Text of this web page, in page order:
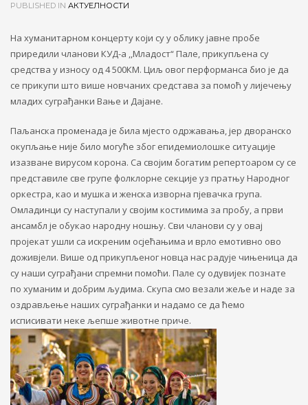
PUBLISHED IN АКТУЕЛНОСТИ
На хуманитарном концерту који су у облику јавне пробе
приредили чланови КУД-а ,,Младост“ Пале, прикупљена су
средства у износу од 4 500КМ. Циљ овог перформанса био је да
се прикупи што више новчаних средстава за помоћ у лијечењу
младих суграђанки Вање и Дајане.
Паљанска променада је била мјесто одржавања, јер дворанско
окупљање није било могуће због епидемиолошке ситуације
изазване вирусом корона. Са својим богатим репертоаром су се
представиле све групе фолклорне секције уз пратњу Народног
оркестра, као и мушка и женска изворна пјевачка група.
Омладинци су наступали у својим костимима за пробу, а први
ансамбл је обукао народну ношњу. Сви чланови су у овај
пројекат ушли са искреним осјећањима и врло емотивно ово
доживјели. Више од прикупљеног новца нас радује чињеница да
су наши суграђани спремни помоћи. Пале су одувијек познате
по хуманим и добрим људима. Скупа смо везали жеље и наде за
оздрављење наших суграђанки и надамо се да ћемо
исписивати неке љепше животне приче.